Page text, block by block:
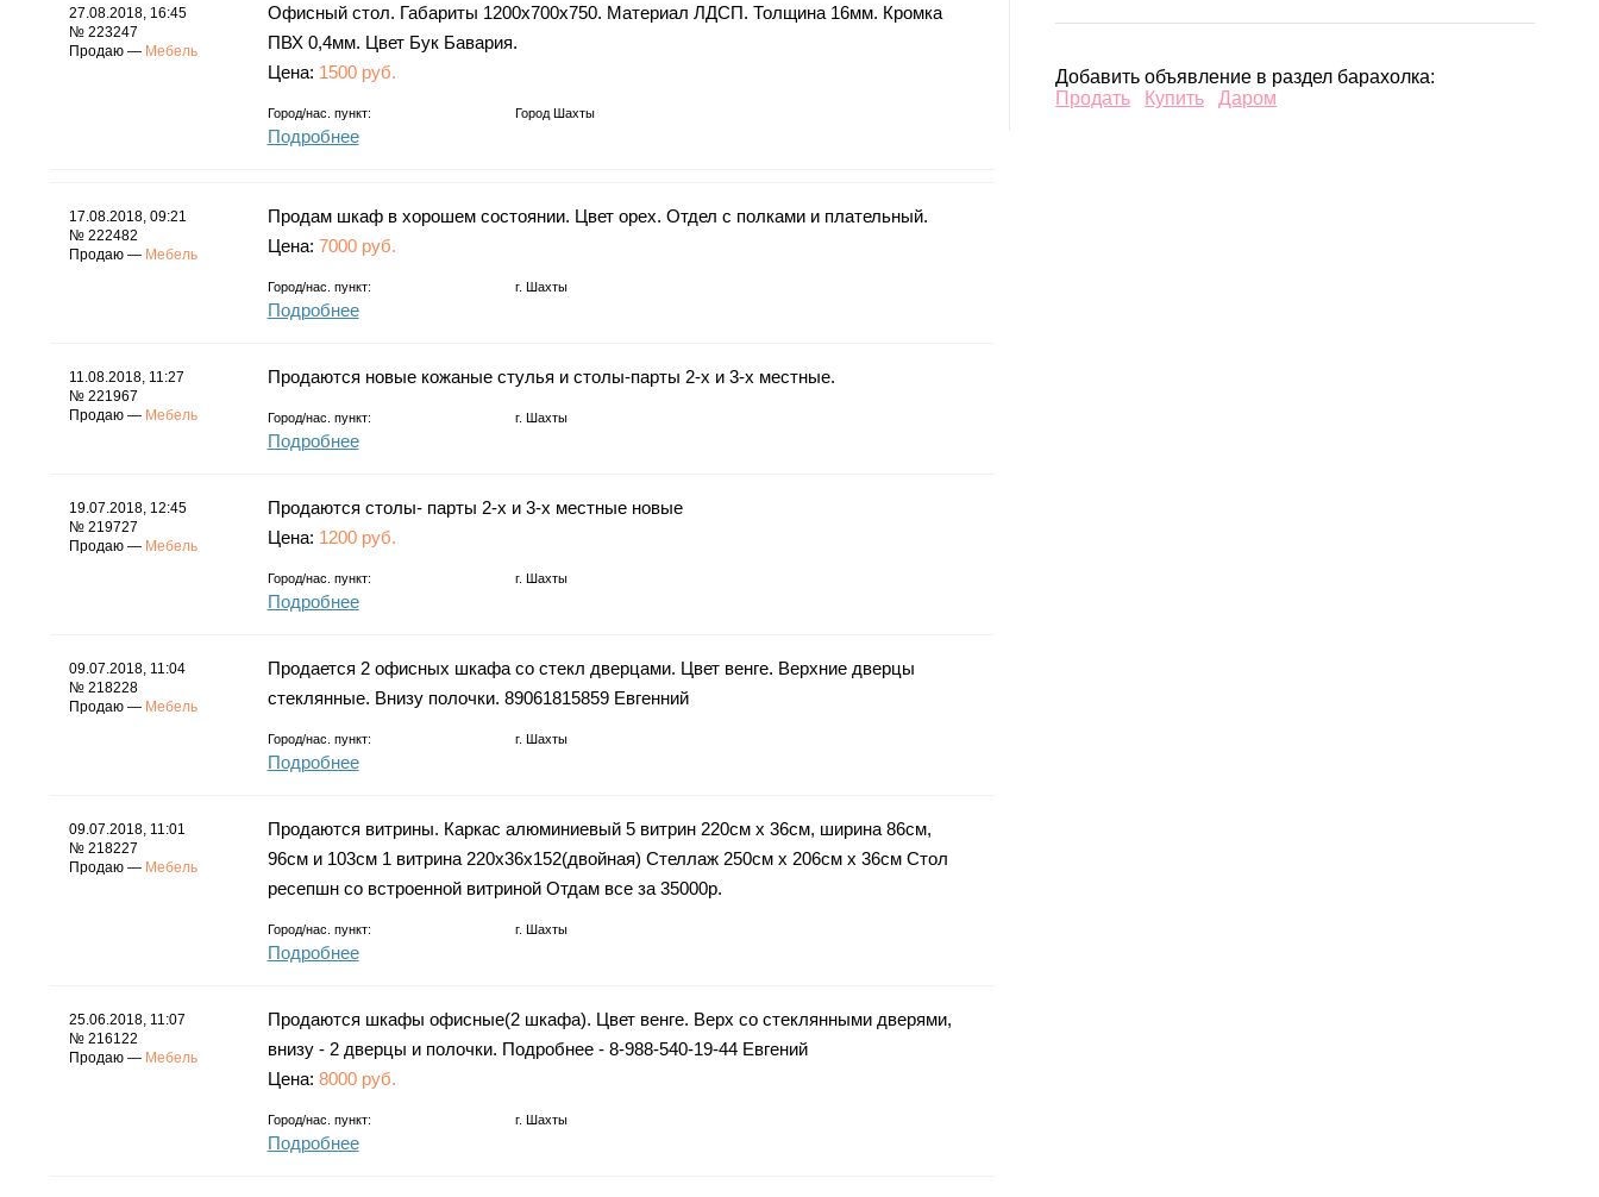
27.08.2018, 16:45
№ 223247
Продаю — Мебель
Офисный стол. Габариты 1200х700х750. Материал ЛДСП. Толщина 16мм. Кромка
ПВХ 0,4мм. Цвет Бук Бавария.
Цена: 1500 руб.
Город/нас. пункт: Город Шахты
Подробнее
17.08.2018, 09:21
№ 222482
Продаю — Мебель
Продам шкаф в хорошем состоянии. Цвет орех. Отдел с полками и плательный.
Цена: 7000 руб.
Город/нас. пункт: г. Шахты
Подробнее
11.08.2018, 11:27
№ 221967
Продаю — Мебель
Продаются новые кожаные стулья и столы-парты 2-х и 3-х местные.
Город/нас. пункт: г. Шахты
Подробнее
19.07.2018, 12:45
№ 219727
Продаю — Мебель
Продаются столы- парты 2-х и 3-х местные новые
Цена: 1200 руб.
Город/нас. пункт: г. Шахты
Подробнее
09.07.2018, 11:04
№ 218228
Продаю — Мебель
Продается 2 офисных шкафа со стекл дверцами. Цвет венге. Верхние дверцы
стеклянные. Внизу полочки. 89061815859 Евгенний
Город/нас. пункт: г. Шахты
Подробнее
09.07.2018, 11:01
№ 218227
Продаю — Мебель
Продаются витрины. Каркас алюминиевый 5 витрин 220см х 36см, ширина 86см,
96см и 103см 1 витрина 220х36х152(двойная) Стеллаж 250см х 206см х 36см Стол
ресепшн со встроенной витриной Отдам все за 35000р.
Город/нас. пункт: г. Шахты
Подробнее
25.06.2018, 11:07
№ 216122
Продаю — Мебель
Продаются шкафы офисные(2 шкафа). Цвет венге. Верх со стеклянными дверями,
внизу - 2 дверцы и полочки. Подробнее - 8-988-540-19-44 Евгений
Цена: 8000 руб.
Город/нас. пункт: г. Шахты
Подробнее
Добавить объявление в раздел барахолка:
Продать
Купить Даром